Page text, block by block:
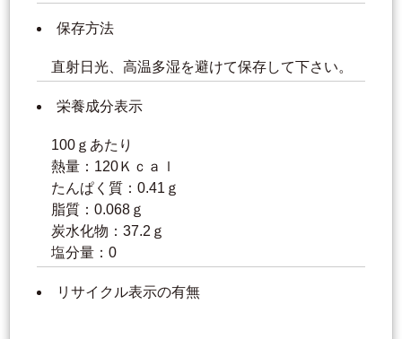
保存方法
直射日光、高温多湿を避けて保存して下さい。
栄養成分表示
100ｇあたり
熱量：120Ｋｃａｌ
たんぱく質：0.41ｇ
脂質：0.068ｇ
炭水化物：37.2ｇ
塩分量：0
リサイクル表示の有無